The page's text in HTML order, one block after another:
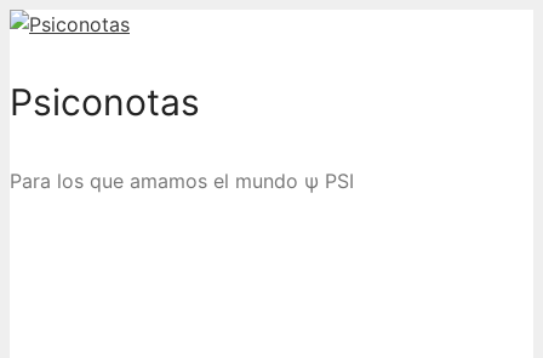
Saltar
contenido
Psiconotas
Para los que amamos el mundo ψ PSI